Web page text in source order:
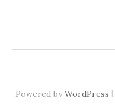
Powered byWordPress |